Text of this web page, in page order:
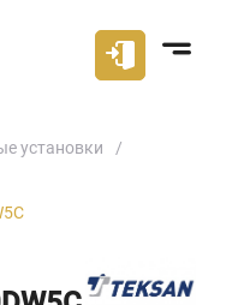
установки